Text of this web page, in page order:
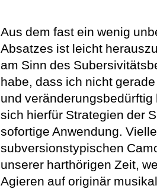
Aus dem fast ein wenig
Absatzes ist leicht
am Sinn des
habe, dass ich nicht
und
sich hierfür Strategien der
sofortige Anwendung.
subversionstypischen
unserer harthörigen Zeit,
Agieren auf originär